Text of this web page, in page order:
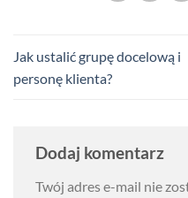
Jak ustalić grupę docelową i
personę klienta?
Dodaj komentarz
Twój adres e-mail nie